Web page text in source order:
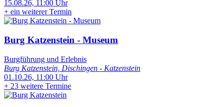
15.08.26, 11:00 Uhr
+ ein weiterer Termin
Burg Katzenstein - Museum
Burgführung und Erlebnis
Burg Katzenstein, Dischingen - Katzenstein
01.10.26, 11:00 Uhr
+ 23 weitere Termine